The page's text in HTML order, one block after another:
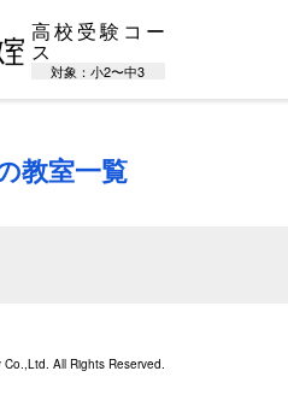
高校受験コー
ス
対象：小2〜中3
教室一覧
All Rights Reserved.